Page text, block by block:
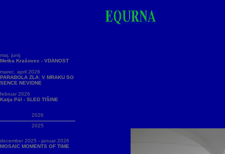
maj, junij
Metka Krašovec - VDANOST
marec, april 2026
PARABOLA ZLA: V MRAKU SO
SENCE NEVIDNE
februar 2026
Katja Pál - SLED TIŠINE
2026
2025
december 2025 - januar 2026
MOSAIC MOMENTS OF TIME